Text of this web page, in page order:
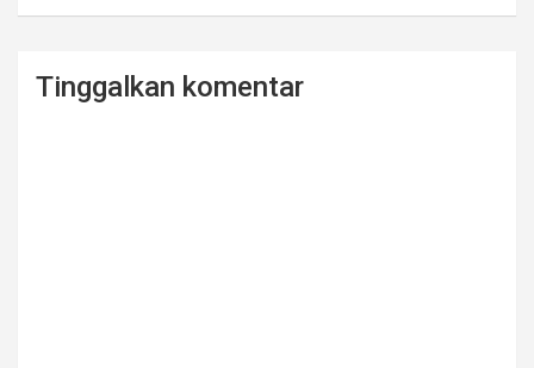
Tinggalkan komentar